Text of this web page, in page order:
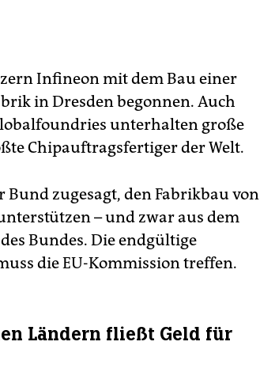
Infineon mit dem Bau einer
in Dresden begonnen. Auch
unterhalten große
Chipauftragsfertiger der Welt.
zugesagt, den Fabrikbau von
– und zwar aus dem
des Bundes. Die endgültige
die EU-Kommission treffen.
Ländern fließt Geld für